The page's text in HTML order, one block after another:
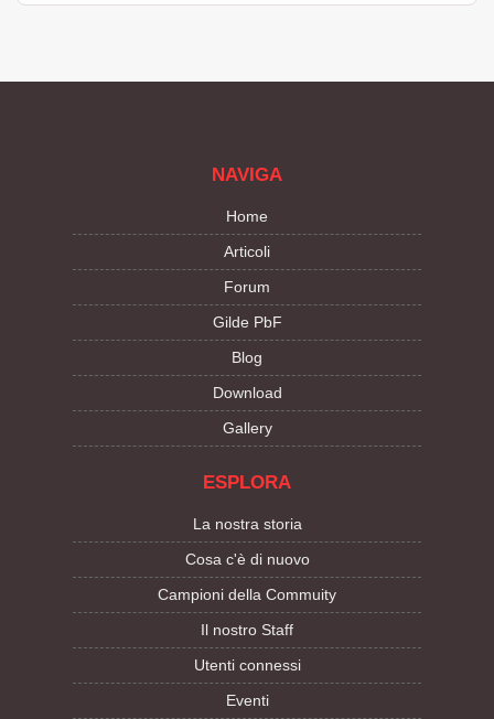
NAVIGA
Home
Articoli
Forum
Gilde PbF
Blog
Download
Gallery
ESPLORA
La nostra storia
Cosa c'è di nuovo
Campioni della Commuity
Il nostro Staff
Utenti connessi
Eventi